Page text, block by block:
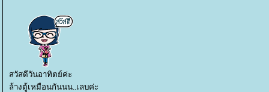
สวัสดีวันอาทิตย์ค่ะ
ล้างตู้เหมือนกันนน..เลบค่ะ